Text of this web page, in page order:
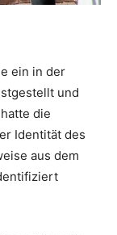
ein in der
und
die
Identität des
aus dem